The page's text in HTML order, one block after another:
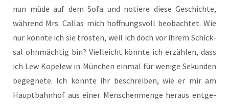
nun müde auf dem Sofa und notie­re die­se Geschich­te,
wäh­rend Mrs. Cal­las mich hoff­nungs­voll beob­ach­tet. Wie
nur könn­te ich sie trös­ten, weil ich doch vor ihrem Schick­
sal ohn­mäch­tig bin? Viel­leicht könn­te ich erzäh­len, dass
ich Lew Kope­lew in Mün­chen ein­mal für weni­ge Sekun­den
begeg­ne­te. Ich könn­te ihr beschrei­ben, wie er mir am
Haupt­bahn­hof aus einer Men­schen­men­ge her­aus ent­ge­